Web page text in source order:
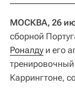
МОСКВА, 26
сборной
Роналду и его
Каррингтоне,